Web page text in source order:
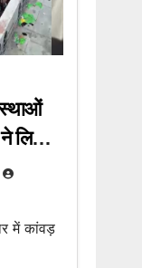
लिया
रही
में कांवड़